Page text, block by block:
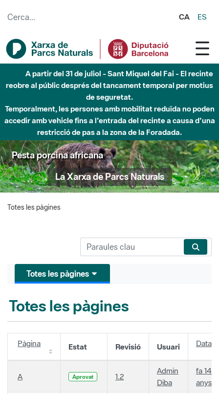
CA ES
A partir del 31 de juliol - Sant Miquel del Fai - El recinte
reobre al públic després del tancament temporal per motius
de seguretat.
Temporalment, les persones amb mobilitat reduïda no poden
accedir amb vehicle fins a l'entrada del recinte a causa d'una
restricció de pas a la zona de la Foradada.
Pesta porcina africana
La Xarxa de Parcs Naturals
Totes les pàgines
Totes les pàgines
Totes les pàgines
Pàgina Estat Revisió Usuari Data
A Aprovat 1.2
Admin
Diba
fa 14
anys